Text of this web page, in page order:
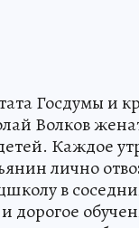
Госдумы и
Волков
Каждое
лично
в
дорогое